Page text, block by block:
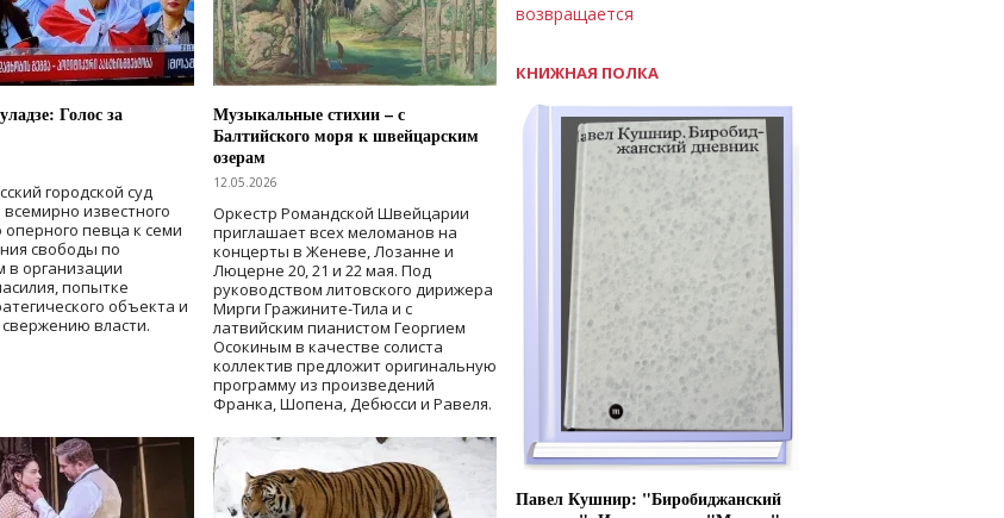
Голос за
городской суд
известного
оперного певца к семи
свободы по
в организации
попытке
объекта и
власти.
Музыкальные стихии – с
Балтийского моря к швейцарским
озерам
12.05.2026
Оркестр Романдской Швейцарии
приглашает всех меломанов на
концерты в Женеве, Лозанне и
Люцерне 20, 21 и 22 мая. Под
руководством литовского дирижера
Мирги Гражините-Тила и с
латвийским пианистом Георгием
Осокиным в качестве солиста
коллектив предложит оригинальную
программу из произведений
Франка, Шопена, Дебюсси и Равеля.
возвращается
КНИЖНАЯ ПОЛКА
Павел Кушнир: "Биробиджанский